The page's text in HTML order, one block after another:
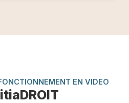
EN VIDEO